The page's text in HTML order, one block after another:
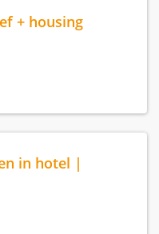
+ housing
in hotel |